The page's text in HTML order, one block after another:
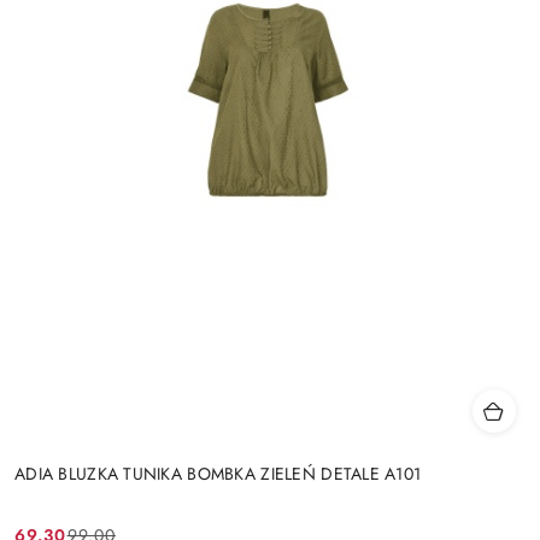
ADIA BLUZKA TUNIKA BOMBKA ZIELEŃ DETALE A101
69.30